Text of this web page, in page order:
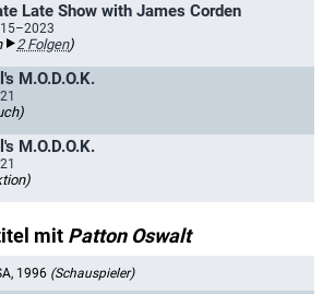
Late Show with James Corden
2 Folgen)
M.O.D.O.K.
M.O.D.O.K.
mit Patton Oswalt
1996 (Schauspieler)